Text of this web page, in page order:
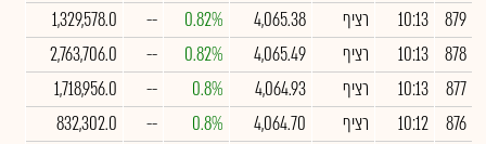
879
10:13 רציף 4,065.38
0.82%
--
1,329,578.0
878
10:13 רציף 4,065.49
0.82%
--
2,763,706.0
877
10:13 רציף 4,064.93
0.8%
--
1,718,956.0
876
10:12 רציף 4,064.70
0.8%
--
832,302.0